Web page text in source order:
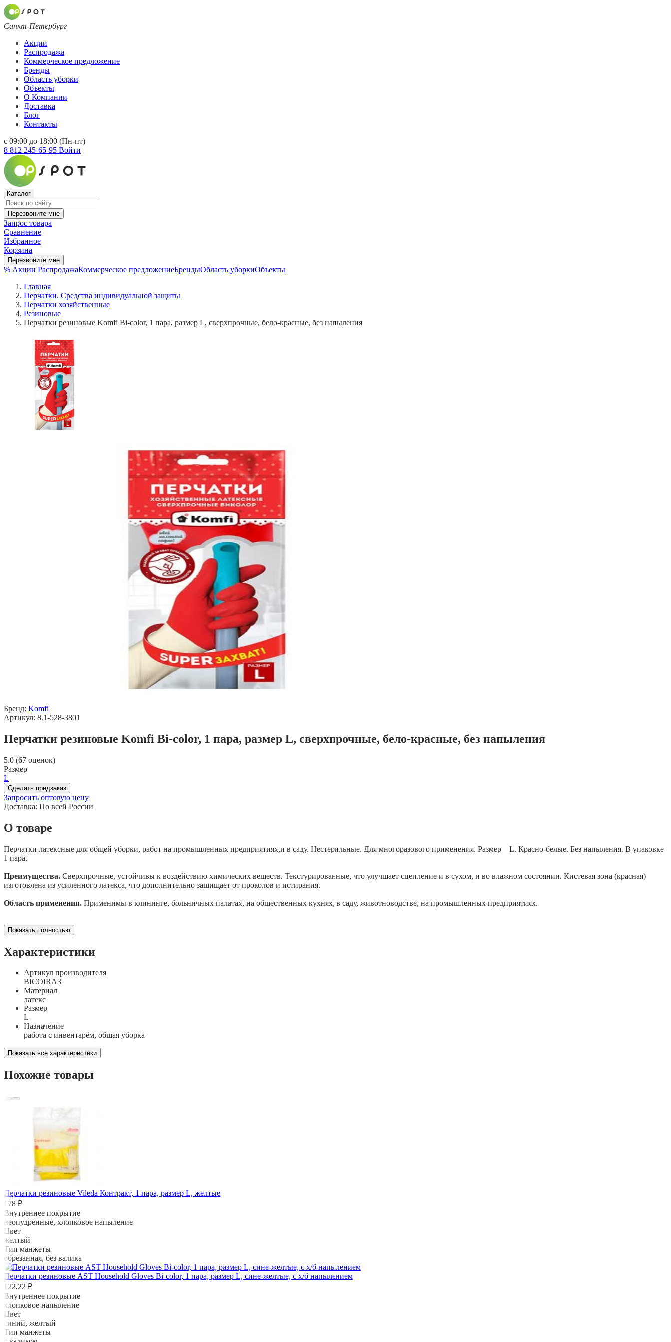
Санкт-Петербург
Акции
Распродажа
Коммерческое предложение
Бренды
Область уборки
Объекты
О Компании
Доставка
Блог
Контакты
с 09:00 до 18:00 (Пн-пт)
8 812 245-65-95 Войти
Каталог
Перезвоните мне
Запрос товара
Сравнение
Избранное
Корзина
Перезвоните мне
% Акции РаспродажаКоммерческое предложениеБрендыОбласть уборкиОбъекты
Главная
Перчатки. Средства индивидуальной защиты
Перчатки хозяйственные
Резиновые
Перчатки резиновые Komfi Bi-color, 1 пара, размер L, сверхпрочные, бело-красные, без напыления
Бренд: Komfi
Артикул: 8.1-528-3801
Перчатки резиновые Komfi Bi-color, 1 пара, размер L, сверхпрочные, бело-красные, без напыления
5.0 (67 оценок)
Размер
L
Сделать предзаказ
Запросить оптовую цену
Доставка: По всей России
О товаре
Перчатки латексные для общей уборки, работ на промышленных предприятиях,и в саду. Нестерильные. Для многоразового применения. Размер – L. Красно-белые. Без напыления. В упаковке
1 пара.
Преимущества. Сверхпрочные, устойчивы к воздействию химических веществ. Текстурированные, что улучшает сцепление и в сухом, и во влажном состоянии. Кистевая зона (красная)
изготовлена из усиленного латекса, что дополнительно защищает от проколов и истирания.
Область применения. Применимы в клининге, больничных палатах, на общественных кухнях, в саду, животноводстве, на промышленных предприятиях.
Показать полностью
Характеристики
Артикул производителя
BICOIRA3
Материал
латекс
Размер
L
Назначение
работа с инвентарём, общая уборка
Показать все характеристики
Похожие товары
Перчатки резиновые Vileda Контракт, 1 пара, размер L, желтые
178 ₽
Внутреннее покрытие
неопудренные, хлопковое напыление
Цвет
желтый
Тип манжеты
обрезанная, без валика
Перчатки резиновые AST Household Gloves Bi-color, 1 пара, размер L, сине-желтые, с х/б напылением
122,22 ₽
Внутреннее покрытие
хлопковое напыление
Цвет
синий, желтый
Тип манжеты